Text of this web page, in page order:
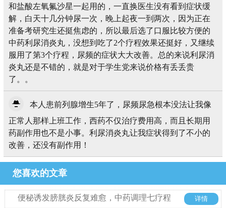
和盐酸左氧氟沙星一起用的，一直换医生没有看到症状缓
解，白天十几分钟尿一次，晚上起夜一到两次，因为正在
准备考研究生还挺焦虑的，所以最后选了口服比较方便的
中药利尿消炎丸，没想到吃了2个疗程效果还挺好，又继续
服用了第3个疗程，尿频的症状大大改善。总的来说利尿消
炎丸还是不错的，就是对于学生党来说价格有丢丢贵
了。。
本人患前列腺增生5年了，尿频尿急根本没法让我像
正常人那样上班工作，西药不仅治疗费用高，而且长期用
药副作用也不是小事。利尿消炎丸让我症状得到了不小的
改善，还没有副作用！
您喜欢的文章
便秘诱发膀胱炎反复难愈，中药调理七疗程
详情